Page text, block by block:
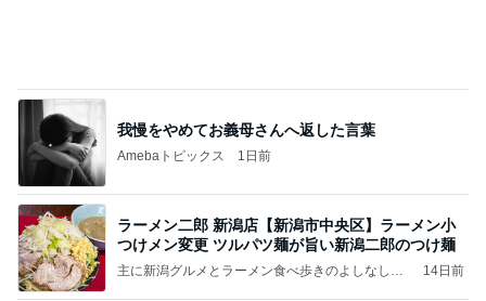
想像より3cm小さい本革の長財布
Amebaトピックス 1日前
良心的な事業所ほど経営は苦しく、障害ある子の居
場所「放課後デイサービス」で深刻化する理念と現
実の
立石美津子オフィシャルブログ「テキトー母さんの
1日前